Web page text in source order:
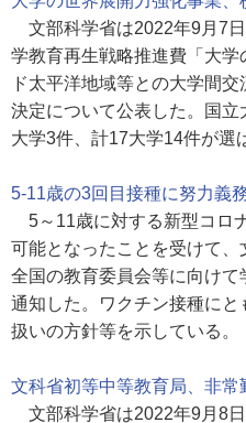
文部科学省は2022年9月7
学教育再生戦略推進費「大
ド太平洋地域等との大学間
決定について公表した。国
大学3件、計17大学14件が選
5-11歳の3回目接種に努力義
5～11歳に対する新型コロ
可能となったことを受けて、
全国の教育委員会等に向け
通知した。ワクチン接種に
扱いの方針等を示している。
文科省初等中等教育局、非常
文部科学省は2022年9月8